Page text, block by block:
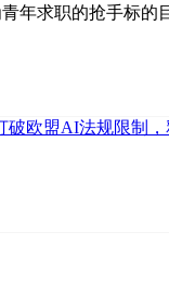
年求职的抢手标
破欧盟AI法规限制，